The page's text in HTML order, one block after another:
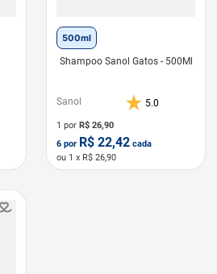
500ml
Shampoo Sanol Gatos - 500Ml
Sanol 5.0
1 por R$ 26,90
6 por R$ 22,42 cada
ou 1 x R$ 26,90